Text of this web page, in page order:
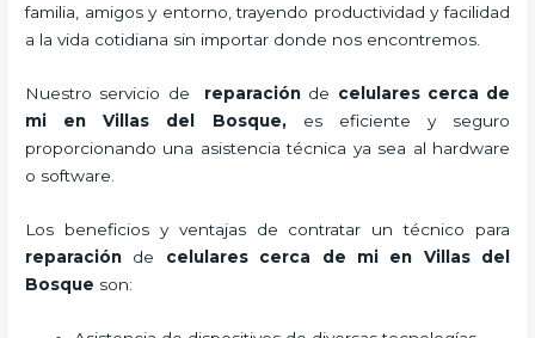
familia, amigos y entorno, trayendo productividad y facilidad
a la vida cotidiana sin importar donde nos encontremos.
Nuestro servicio de reparación de celulares cerca de
mi en Villas del Bosque,es eficiente y seguro
proporcionando una asistencia técnica ya sea al hardware
o software.
Los beneficios y ventajas de contratar un técnico para
reparación de celulares cerca de mi
en Villas del
Bosque son: